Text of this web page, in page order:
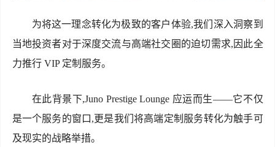
为将这一理念转化为极致的客户体验,我们深入洞察到
当地投资者对于深度交流与高端社交圈的迫切需求,因此全
力推行 VIP 定制服务。
在此背景下,Juno Prestige Lounge 应运而生——它不仅
是一个服务的窗口,更是我们将高端定制服务转化为触手可
及现实的战略举措。